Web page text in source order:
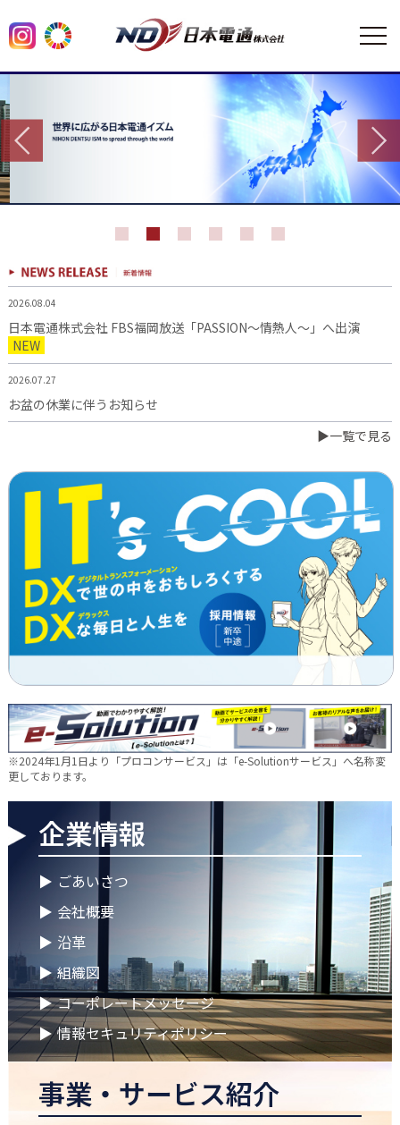
2026.08.04
日本電通株式会社 FBS福岡放送「PASSION～情熱人～」へ出演
NEW
2026.07.27
お盆の休業に伴うお知らせ
日本電通グループ、食品事業へ新たな挑戦 ～株式会社中野和一
郎商店をグループ会社化し食品製造事業を開始～
2026.06.16
新卒10期生 辞令交付式を行いました
2026.05.28
現場に新たな活気を！NDTEC株式会社に4名の仲間が加わりました
🔧
2026.05.13
新卒第10期生 OJT研修の様子をご紹介✨
2026.04.28
2026.04.28
ゴールデンウイークに伴う休業期間のお知らせ
2026.04.25
徳島オフィス 事務所移転のお知らせ
2026.04.02
🌸2026年度 入社式🌸
2026.03.09
健康経営優良法人2026に認定 ― 日本電通グループの健康経営への
取り組み
2026.02.09
「すべての日本企業を世界へ」─ 日本電通株式会社、登録支援機
▶一覧で見る
※2024年1月1日より「プロコンサービス」は「e-Solutionサービス」へ名称変
更しております。
企業情報
▶ ごあいさつ
▶ 会社概要
▶ 沿革
▶ 組織図
▶ コーポレートメッセージ
▶ 情報セキュリティポリシー
事業・サービス紹介